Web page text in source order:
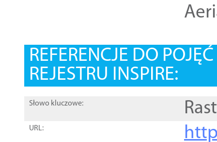
REFERENCJE DO
REJESTRU INSPIRE:
Słowo kluczowe:
URL: